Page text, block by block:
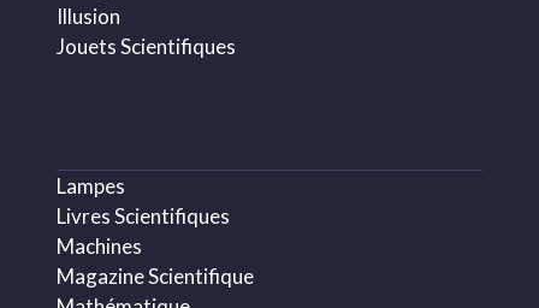
Illusion
Jouets Scientifiques
Lampes
Livres Scientifiques
Machines
Magazine Scientifique